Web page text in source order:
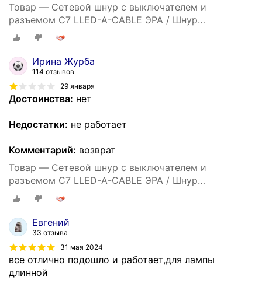
Товар — Сетевой шнур c выключателем и
разъемом C7 LLED-A-CABLE ЭРА / Шнур
электрический 1.5 м с вилкой для линейных
светильников серии LLED
Ирина Журба
114 отзывов
29 января
Достоинства: нет
Недостатки: не работает
Комментарий: возврат
Товар — Сетевой шнур c выключателем и
разъемом C7 LLED-A-CABLE ЭРА / Шнур
электрический 1.5 м с вилкой для линейных
светильников серии LLED
Евгений
33 отзыва
31 мая 2024
все отлично подошло и работает,для лампы
длинной